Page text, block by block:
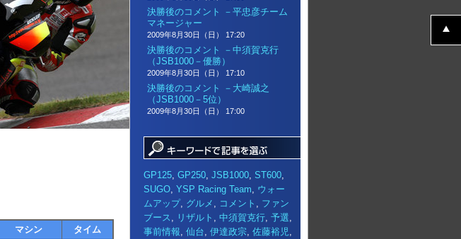
マシン
タイム
決勝後のコメント －平忠彦チーム
マネージャー
2009年8月30日（日） 17:20
決勝後のコメント －中須賀克行
（JSB1000－優勝）
2009年8月30日（日） 17:10
決勝後のコメント －大崎誠之
（JSB1000－5位）
2009年8月30日（日） 17:00
GP125, GP250, JSB1000, ST600,
SUGO, YSP Racing Team, ウォー
ムアップ, グルメ , コメント , ファン
ブース, リザルト , 中須賀克行, 予選,
事前情報, 仙台, 伊達政宗, 佐藤裕児,